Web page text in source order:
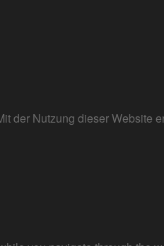
der Nutzung dieser